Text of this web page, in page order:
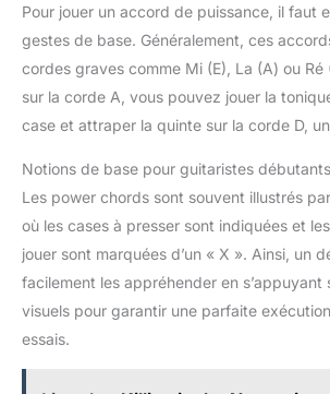
Pour jouer un accord de puissance, il faut
gestes de base. Généralement, ces
cordes graves comme Mi (E), La (A) ou Ré
sur la corde A, vous pouvez jouer la
case et attraper la quinte sur la corde D,
Notions de base pour guitaristes débutants
Les power chords sont souvent illustrés
où les cases à presser sont indiquées et
jouer sont marquées d’un « X ». Ainsi, un
facilement les appréhender en s’appuyant
visuels pour garantir une parfaite
essais.